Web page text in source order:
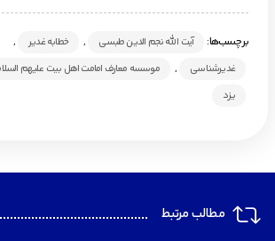
برچسب‌ها: آیت الله نجم الدین طبسی , خطابه غدیر ,
غدیرشناسی , موسسه معارف امامت اهل بیت علیهم
یزد
مطالب مرتبط